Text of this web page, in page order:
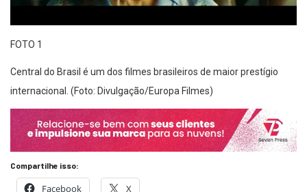
FOTO 1
Central do Brasil é um dos filmes brasileiros de maior prestígio
internacional. (Foto: Divulgação/Europa Filmes)
Compartilhe isso:
Facebook X